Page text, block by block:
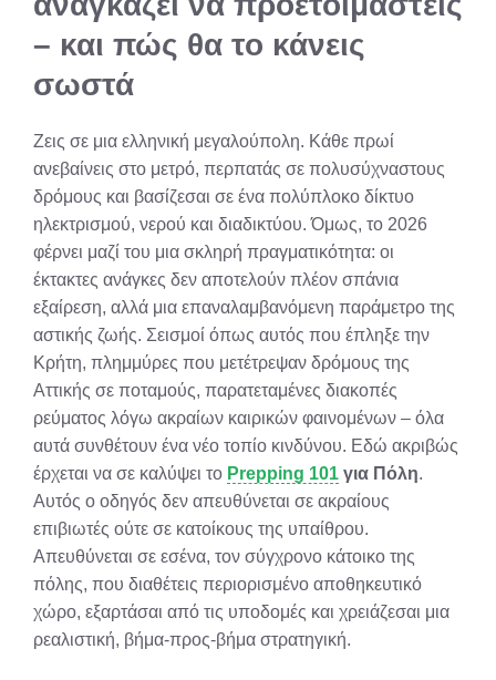
– και πώς θα το κάνεις
σωστά
Ζεις σε μια ελληνική μεγαλούπολη. Κάθε πρωί
ανεβαίνεις στο μετρό, περπατάς σε πολυσύχναστους
δρόμους και βασίζεσαι σε ένα πολύπλοκο δίκτυο
ηλεκτρισμού, νερού και διαδικτύου. Όμως, το 2026
φέρνει μαζί του μια σκληρή πραγματικότητα: οι
έκτακτες ανάγκες δεν αποτελούν πλέον σπάνια
εξαίρεση, αλλά μια επαναλαμβανόμενη παράμετρο της
αστικής ζωής. Σεισμοί όπως αυτός που έπληξε την
Κρήτη, πλημμύρες που μετέτρεψαν δρόμους της
Αττικής σε ποταμούς, παρατεταμένες διακοπές
ρεύματος λόγω ακραίων καιρικών φαινομένων – όλα
αυτά συνθέτουν ένα νέο τοπίο κινδύνου. Εδώ ακριβώς
έρχεται να σε καλύψει το Prepping 101 για Πόλη.
Αυτός ο οδηγός δεν απευθύνεται σε ακραίους
επιβιωτές ούτε σε κατοίκους της υπαίθρου.
Απευθύνεται σε εσένα, τον σύγχρονο κάτοικο της
πόλης, που διαθέτεις περιορισμένο αποθηκευτικό
χώρο, εξαρτάσαι από τις υποδομές και χρειάζεσαι μια
ρεαλιστική, βήμα-προς-βήμα στρατηγική.